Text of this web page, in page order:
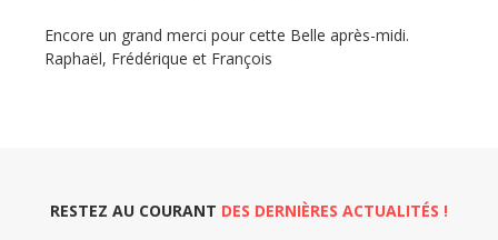
Encore un grand merci pour cette Belle après-midi.
Raphaël, Frédérique et François
RESTEZ AU COURANT DES DERNIÈRES ACTUALITÉS !